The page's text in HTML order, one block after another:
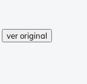
ver original